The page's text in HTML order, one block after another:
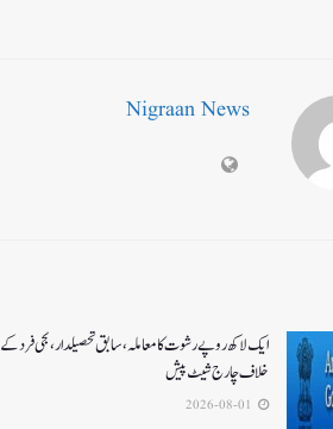
Nigraan News
ایک لاکھ روپے رشوت کا معاملہ،سابق تحصیلدار، نجی فرد کے
خلاف چارج شیٹ پیش